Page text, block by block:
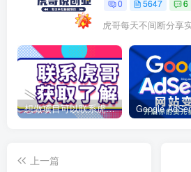
0 5647 6
虎哥每天不间断分享
想做项目可以联系虎哥微信 虎哥一对一解答并且远程视频教学
上一篇